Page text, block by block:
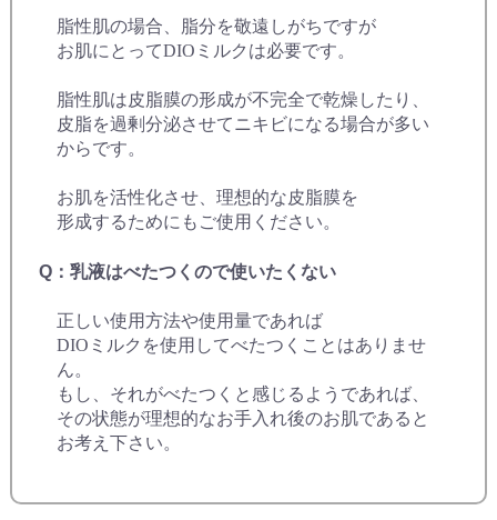
脂性肌の場合、脂分を敬遠しがちですが
お肌にとってDIOミルクは必要です。
脂性肌は皮脂膜の形成が不完全で乾燥したり、
皮脂を過剰分泌させてニキビになる場合が多い
からです。
お肌を活性化させ、理想的な皮脂膜を
形成するためにもご使用ください。
Q：乳液はべたつくので使いたくない
正しい使用方法や使用量であれば
DIOミルクを使用してべたつくことはありませ
ん。
もし、それがべたつくと感じるようであれば、
その状態が理想的なお手入れ後のお肌であると
お考え下さい。